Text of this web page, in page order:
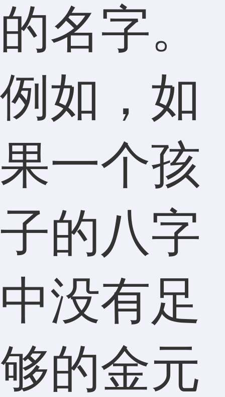
的名字。
例如，如
果一个孩
子的八字
中没有足
够的金元